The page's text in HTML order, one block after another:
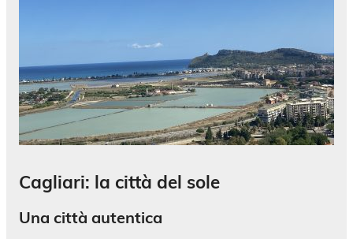
Cagliari: la città del sole
Una città autentica